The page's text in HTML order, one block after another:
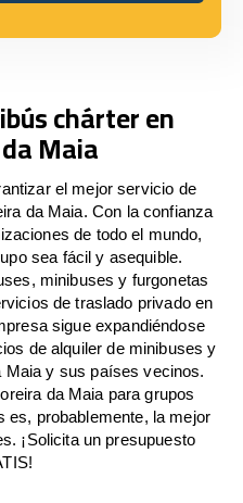
chárter en
Maia
el mejor servicio de
da Maia. Con la confianza
de todo el mundo,
sea fácil y asequible.
minibuses y furgonetas
de traslado privado en
sigue expandiéndose
de alquiler de minibuses y
Maia y sus países vecinos.
da Maia para grupos
es, probablemente, la mejor
¡Solicita un presupuesto